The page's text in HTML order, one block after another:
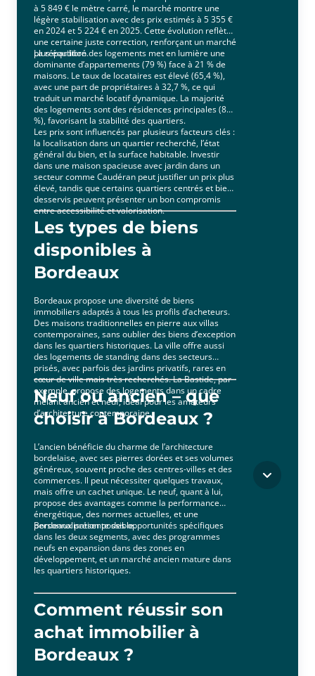
à 5 849 € le mètre carré, le marché montre une
légère stabilisation avec des prix estimés à 5 355 €
en 2024 et 5 224 € en 2025. Cette évolution reflète
une certaine juste correction, renforçant un marché
plus équilibré.
La répartition des logements met en lumière une
dominante d’appartements (79 %) face à 21 % de
maisons. Le taux de locataires est élevé (65,4 %),
avec une part de propriétaires à 32,7 %, ce qui
traduit un marché locatif dynamique. La majorité
des logements sont des résidences principales (87
%), favorisant la stabilité des quartiers.
Les prix sont influencés par plusieurs facteurs clés :
la localisation dans un quartier recherché, l’état
général du bien, et la surface habitable. Investir
dans une maison spacieuse avec jardin dans un
secteur comme Caudéran peut justifier un prix plus
élevé, tandis que certains quartiers centrés et bien
desservis peuvent présenter un bon compromis
entre accessibilité et valorisation.
Les types de biens
disponibles à
Bordeaux
Bordeaux propose une diversité de biens
immobiliers adaptés à tous les profils d’acheteurs.
Des maisons traditionnelles en pierre aux villas
contemporaines, sans oublier des biens d’exception
dans les quartiers historiques. La ville offre aussi
des logements de standing dans des secteurs
prisés, avec parfois des jardins privatifs, rares en
cœur de ville mais très recherchés. La Bastide, par
exemple, propose des logements dans un cadre
mêlant ancien et neuf, idéal pour les amateurs
d’architecture contemporaine.
Neuf ou ancien – que
choisir à Bordeaux ?
L’ancien bénéficie du charme de l’architecture
bordelaise, avec ses pierres dorées et ses volumes
généreux, souvent proche des centres-villes et des
commerces. Il peut nécessiter quelques travaux,
mais offre un cachet unique. Le neuf, quant à lui,
propose des avantages comme la performance
énergétique, des normes actuelles, et une
personnalisation possible.
Bordeaux présente des opportunités spécifiques
dans les deux segments, avec des programmes
neufs en expansion dans des zones en
développement, et un marché ancien mature dans
les quartiers historiques.
Comment réussir son
achat immobilier à
Bordeaux ?